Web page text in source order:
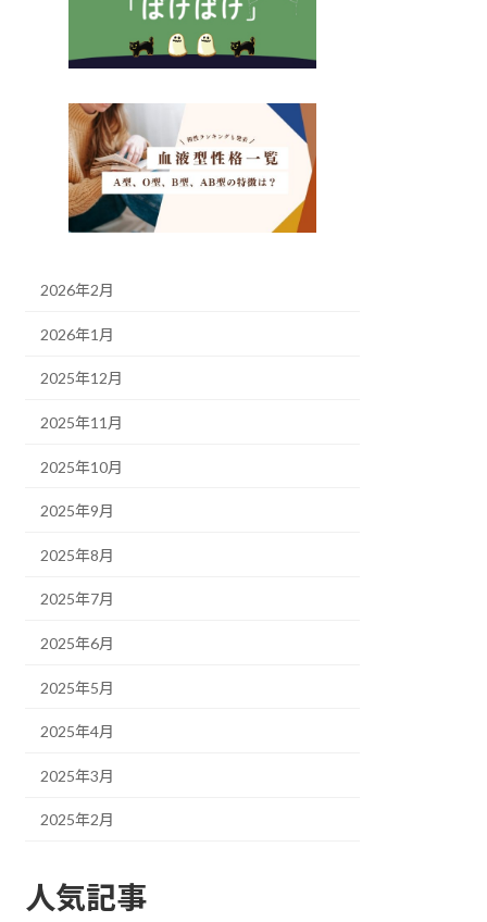
2026年2月
2026年1月
2025年12月
2025年11月
2025年10月
2025年9月
2025年8月
2025年7月
2025年6月
2025年5月
2025年4月
2025年3月
2025年2月
人気記事